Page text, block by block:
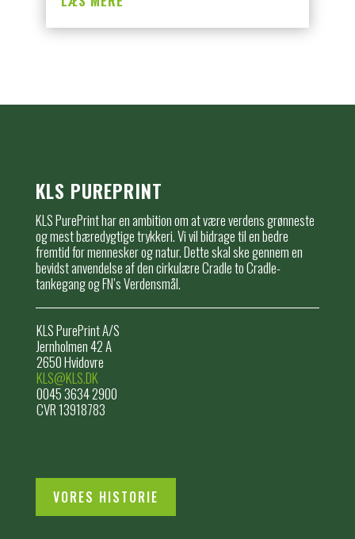
KLS PUREPRINT
KLS PurePrint har en ambition om at være verdens grønneste
og mest bæredygtige trykkeri. Vi vil bidrage til en bedre
fremtid for mennesker og natur. Dette skal ske gennem en
bevidst anvendelse af den cirkulære Cradle to Cradle-
tankegang og FN’s Verdensmål.
KLS PurePrint A/S
Jernholmen 42 A
2650 Hvidovre
KLS@KLS.DK
0045 3634 2900
CVR 13918783
VORES HISTORIE